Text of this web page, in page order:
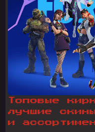
Топовые
лучшие
и